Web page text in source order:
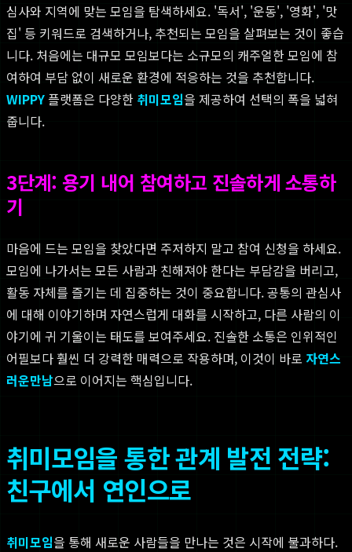
심사와 지역에 맞는 모임을 탐색하세요. '독서', '운동', '영화', '맛
집' 등 키워드로 검색하거나, 추천되는 모임을 살펴보는 것이 좋습
니다. 처음에는 대규모 모임보다는 소규모의 캐주얼한 모임에 참
여하여 부담 없이 새로운 환경에 적응하는 것을 추천합니다.
WIPPY 플랫폼은 다양한 취미모임을 제공하여 선택의 폭을 넓혀
줍니다.
3단계: 용기 내어 참여하고 진솔하게 소통하
기
마음에 드는 모임을 찾았다면 주저하지 말고 참여 신청을 하세요.
모임에 나가서는 모든 사람과 친해져야 한다는 부담감을 버리고,
활동 자체를 즐기는 데 집중하는 것이 중요합니다. 공통의 관심사
에 대해 이야기하며 자연스럽게 대화를 시작하고, 다른 사람의 이
야기에 귀 기울이는 태도를 보여주세요. 진솔한 소통은 인위적인
어필보다 훨씬 더 강력한 매력으로 작용하며, 이것이 바로 자연스
러운만남으로 이어지는 핵심입니다.
취미모임을 통한 관계 발전 전략:
친구에서 연인으로
취미모임을 통해 새로운 사람들을 만나는 것은 시작에 불과하다.